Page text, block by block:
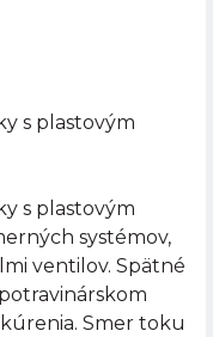
s plastovým
s plastovým
systémov,
ventilov. Spätné
Smer toku